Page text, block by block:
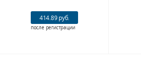
414.89 руб.
после регистрации